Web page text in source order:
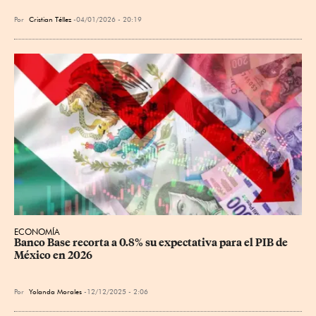
Por Cristian Téllez 04/01/2026 - 20:19
ECONOMÍA
Banco Base recorta a 0.8% su expectativa para el PIB de
México en 2026
Por Yolanda Morales 12/12/2025 - 2:06